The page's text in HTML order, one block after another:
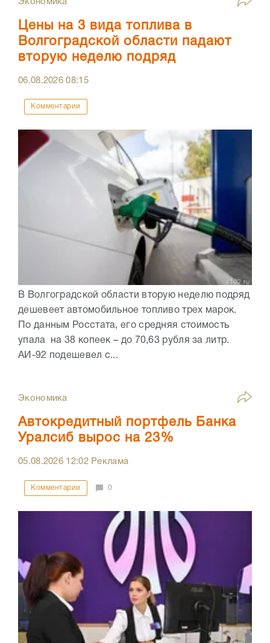
Экономика
Цены на 3 вида топлива в
Волгоградской области падают
вторую неделю подряд
06.08.202608:15
Комментарии
В Волгоградской области вторую неделю подряд
дешевеет автомобильное топливо трех марок.
По данным Росстата, его средняя стоимость
упала на 38 копеек – до 70,63 рубля за литр.
АИ-92 подешевел с...
Экономика
Автокредитный портфель Банка
Уралсиб вырос на 23%
05.08.2026 12:02Реклама
Комментарии 0